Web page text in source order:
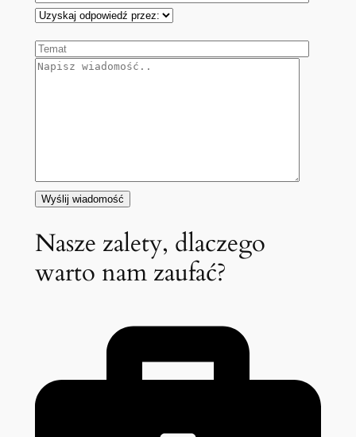
Nasze zalety, dlaczego
warto nam zaufać?